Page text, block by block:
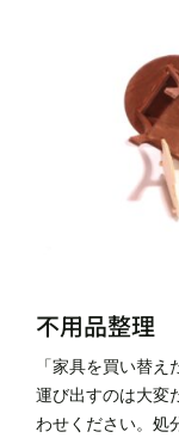
不用品整理
「家具を買い替
運び出すのは大変
わせください。処